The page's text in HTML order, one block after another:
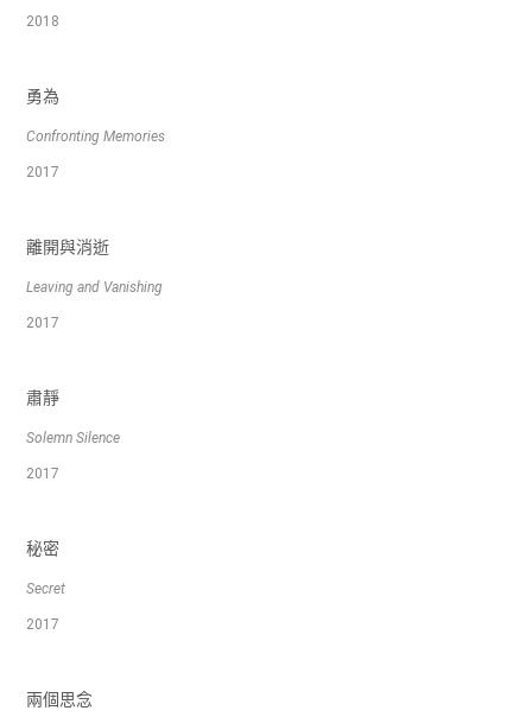
2018
勇為
Confronting Memories
2017
離開與消逝
Leaving and Vanishing
2017
肅靜
Solemn Silence
2017
秘密
Secret
2017
兩個思念